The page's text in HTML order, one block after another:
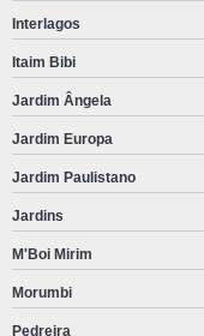
Interlagos
Itaim Bibi
Jardim Ângela
Jardim Europa
Jardim Paulistano
Jardins
M'Boi Mirim
Morumbi
Pedreira